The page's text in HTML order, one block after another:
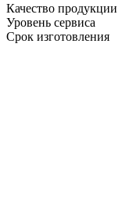
Качество продукции
Уровень сервиса
Срок изготовления